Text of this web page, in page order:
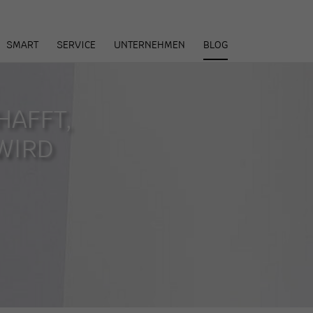
SMART SERVICE UNTERNEHMEN BLOG